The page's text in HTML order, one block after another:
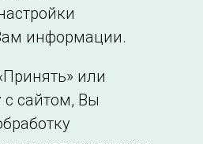
Филиалы и
представительства
образовательной
организации
информации.
или
с сайтом, Вы